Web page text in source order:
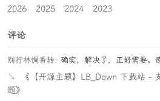
2026 2025 2024 2023
评论
别行林惆香转: 确实，解决了，正好需要。
↘
《【开源主题】LB_Down 下载站
题》